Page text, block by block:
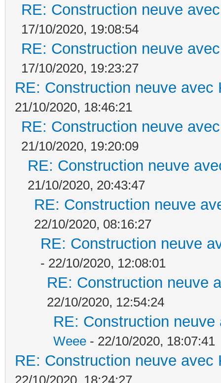
RE: Construction neuve
17/10/2020, 19:08:54
RE: Construction neuve
17/10/2020, 19:23:27
RE: Construction neuve avec
21/10/2020, 18:46:21
RE: Construction neuve
21/10/2020, 19:20:09
RE: Construction neuve
21/10/2020, 20:43:47
RE: Construction neuve
22/10/2020, 08:16:27
RE: Construction neuve
- 22/10/2020, 12:08:01
RE: Construction neuve
22/10/2020, 12:54:24
RE: Construction
Weee - 22/10/2020, 18:07:41
RE: Construction neuve avec
22/10/2020, 18:24:27